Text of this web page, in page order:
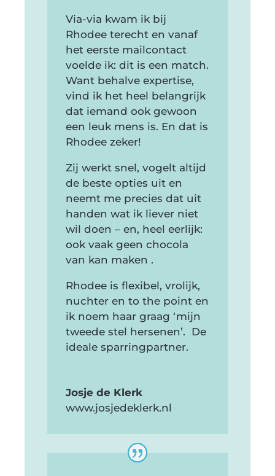
Via-via kwam ik bij
Rhodee terecht en vanaf
het eerste mailcontact
voelde ik: dit is een match.
Want behalve expertise,
vind ik het heel belangrijk
dat iemand ook gewoon
een leuk mens is. En dat is
Rhodee zeker!
Zij werkt snel, vogelt altijd
de beste opties uit en
neemt me precies dat uit
handen wat ik liever niet
wil doen – en, heel eerlijk:
ook vaak geen chocola
van kan maken .
Rhodee is flexibel, vrolijk,
nuchter en to the point en
ik noem haar graag ‘mijn
tweede stel hersenen’. De
ideale sparringpartner.
Josje de Klerk
www.josjedeklerk.nl